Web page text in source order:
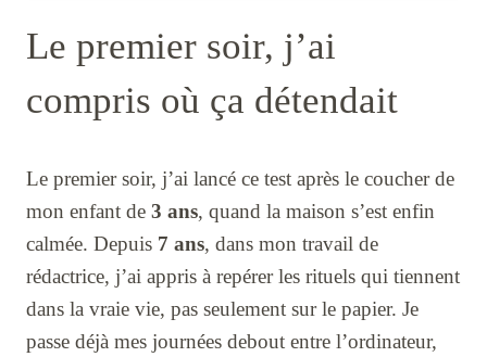
Le premier soir, j’ai
compris où ça détendait
Le premier soir, j’ai lancé ce test après le coucher de
mon enfant de 3 ans, quand la maison s’est enfin
calmée. Depuis 7 ans, dans mon travail de
rédactrice, j’ai appris à repérer les rituels qui tiennent
dans la vraie vie, pas seulement sur le papier. Je
passe déjà mes journées debout entre l’ordinateur,